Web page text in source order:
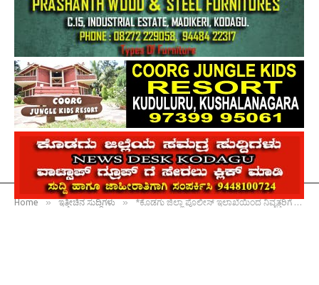
Home » ಇತ್ತೀಚಿನ ಸುದ್ದಿಗಳು » *ಕೊಡಗು ಜಿಲ್ಲಾ ಪೊಲೀಸ್ ಇಲಾಖೆಯಿಂದ ನಿವೃತ್ತರಿಗೆ ಬೀಳ್ಕೊಡುಗೆ*